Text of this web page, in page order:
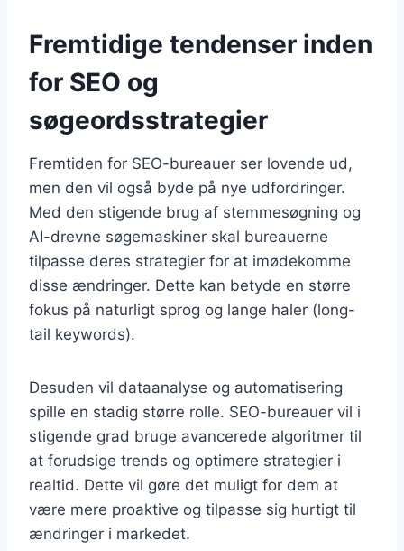
Fremtidige tendenser inden
for SEO og
søgeordsstrategier
Fremtiden for SEO-bureauer ser lovende ud,
men den vil også byde på nye udfordringer.
Med den stigende brug af stemmesøgning og
AI-drevne søgemaskiner skal bureauerne
tilpasse deres strategier for at imødekomme
disse ændringer. Dette kan betyde en større
fokus på naturligt sprog og lange haler (long-
tail keywords).
Desuden vil dataanalyse og automatisering
spille en stadig større rolle. SEO-bureauer vil i
stigende grad bruge avancerede algoritmer til
at forudsige trends og optimere strategier i
realtid. Dette vil gøre det muligt for dem at
være mere proaktive og tilpasse sig hurtigt til
ændringer i markedet.